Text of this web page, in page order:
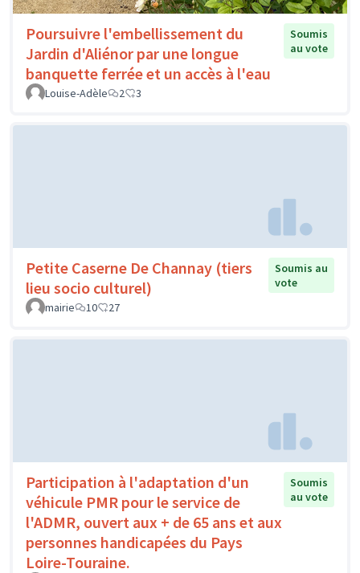
Poursuivre l'embellissement du
Jardin d'Aliénor par une longue
banquette ferrée et un accès à l'eau
Soumis
au vote
Louise-Adèle 2 3
Petite Caserne De Channay (tiers
lieu socio culturel)
Soumis au
vote
mairie
10 27
Participation à l'adaptation d'un
véhicule PMR pour le service de
l'ADMR, ouvert aux + de 65 ans et aux
personnes handicapées du Pays
Loire-Touraine.
Soumis
au vote